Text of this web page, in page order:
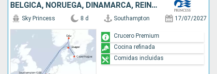
BÉLGICA, NORUEGA, DINAMARCA, REINO UNIDO
Sky Princess 8 d Southampton 17/07/2027
Crucero Premium
Cocina refinada
Comidas incluidas